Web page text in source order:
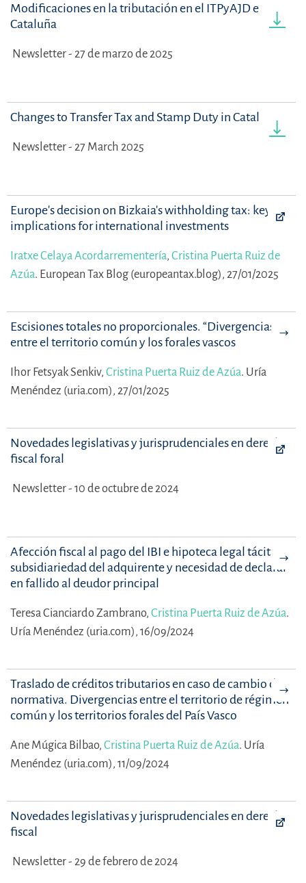
Modificaciones en la tributación en el ITPyAJD en
Cataluña
Newsletter - 27 de marzo de 2025
Changes to Transfer Tax and Stamp Duty in Catalonia
Newsletter - 27 March 2025
Europe's decision on Bizkaia's withholding tax: key
implications for international investments
Iratxe Celaya Acordarrementería, Cristina Puerta Ruiz de
Azúa. European Tax Blog (europeantax.blog), 27/01/2025
Escisiones totales no proporcionales. “Divergencias”
entre el territorio común y los forales vascos
Ihor Fetsyak Senkiv, Cristina Puerta Ruiz de Azúa. Uría
Menéndez (uria.com), 27/01/2025
Novedades legislativas y jurisprudenciales en derecho
fiscal foral
Newsletter - 10 de octubre de 2024
Afección fiscal al pago del IBI e hipoteca legal tácita:
subsidiariedad del adquirente y necesidad de declarar
en fallido al deudor principal
Teresa Cianciardo Zambrano, Cristina Puerta Ruiz de Azúa.
Uría Menéndez (uria.com), 16/09/2024
Traslado de créditos tributarios en caso de cambio de
normativa. Divergencias entre el territorio de régimen
común y los territorios forales del País Vasco
Ane Múgica Bilbao, Cristina Puerta Ruiz de Azúa. Uría
Menéndez (uria.com), 11/09/2024
Novedades legislativas y jurisprudenciales en derecho
fiscal
Newsletter - 29 de febrero de 2024